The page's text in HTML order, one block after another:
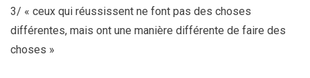
3/ « ceux qui réussissent ne font pas des choses
différentes, mais ont une manière différente de faire des
choses »